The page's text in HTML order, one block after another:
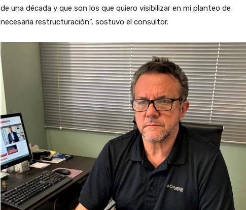
de una década y que son los que quiero visibilizar en mi planteo de
necesaria restructuración”, sostuvo el consultor.